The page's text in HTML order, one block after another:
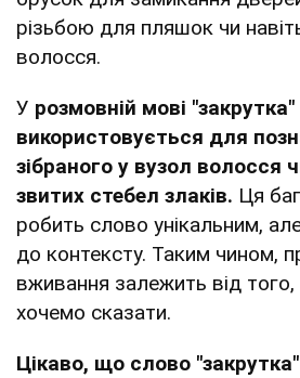
різьбою для пляшок чи
волосся.
У розмовній мові
використовується для
зібраного у вузол волосся
звитих стебел злаків. Ця
робить слово унікальним,
до контексту. Таким чином,
вживання залежить від
хочемо сказати.
Цікаво, що слово